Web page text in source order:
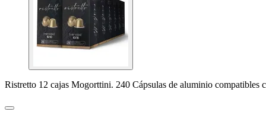
Ristretto 12 cajas Mogorttini. 240 Cápsulas de aluminio compatibles